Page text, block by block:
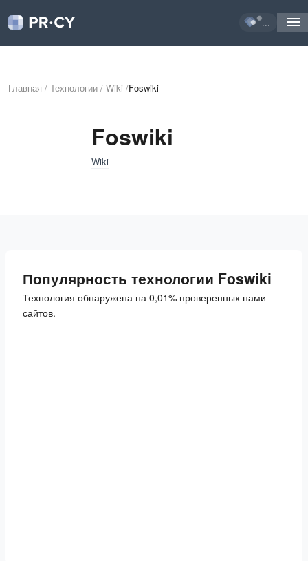
...
Главная / Технологии / Wiki /Foswiki
Foswiki
Wiki
Популярность технологии Foswiki
Технология обнаружена на 0,01% проверенных нами
сайтов.